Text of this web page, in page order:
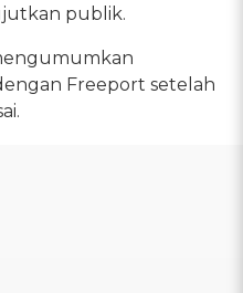
publik.
Freeport setelah